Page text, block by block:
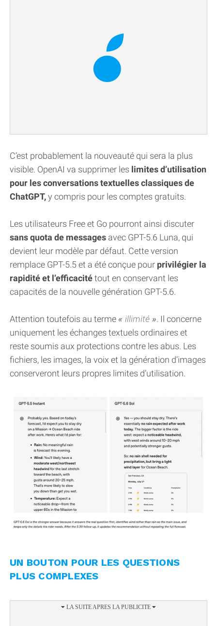
C’est probablement la nouveauté qui sera la plus
visible. OpenAI va supprimer les limites d’utilisation
pour les conversations textuelles classiques de
ChatGPT,y compris pour les comptes gratuits.
Les utilisateurs Free et Go pourront ainsi discuter
sans quota de messages avec GPT-5.6 Luna, qui
devient leur modèle par défaut. Cette version
remplace GPT-5.5 et a été conçue pour privilégier la
rapidité et l’efficacitétout en conservant les
capacités de la nouvelle génération GPT-5.6.
Attention toutefois au terme illimité
. Il concerne
uniquement les échanges textuels ordinaires et
reste soumis aux protections contre les abus. Les
fichiers, les images, la voix et la génération d’images
conserveront leurs propres limites d’utilisation.
UN BOUTON POUR LES QUESTIONS
PLUS COMPLEXES